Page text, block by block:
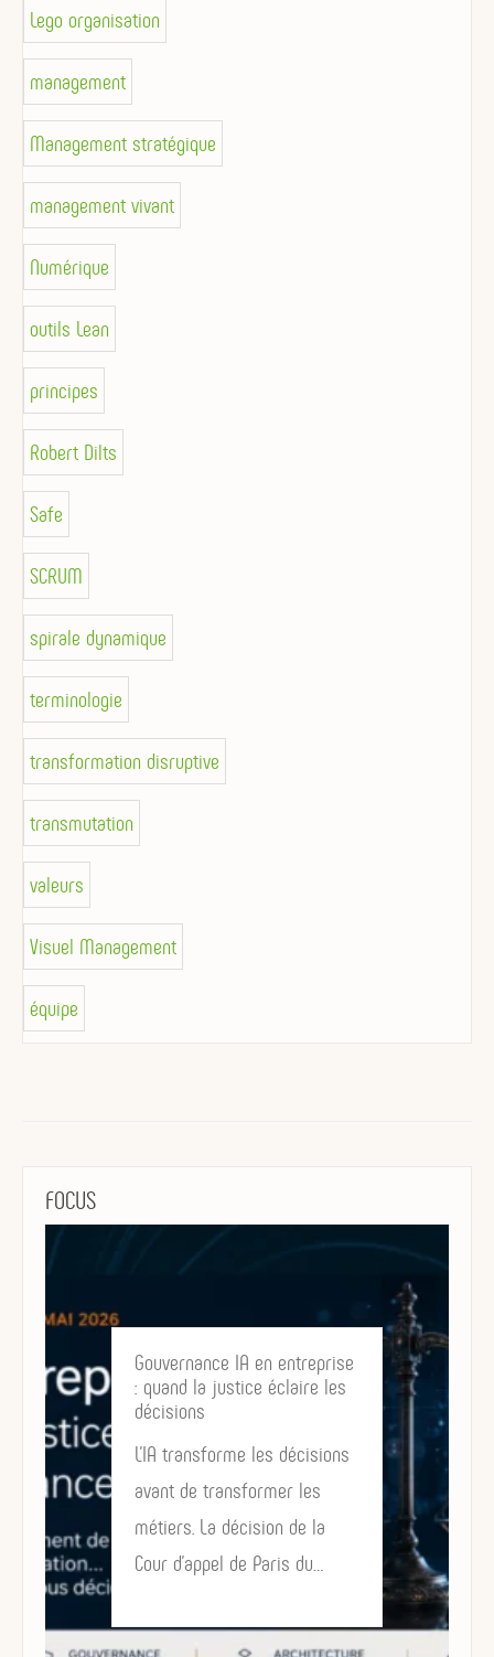
Lego organisation
management
Management stratégique
management vivant
Numérique
outils Lean
principes
Robert Dilts
Safe
SCRUM
spirale dynamique
terminologie
transformation disruptive
transmutation
valeurs
Visuel Management
équipe
FOCUS
Gouvernance IA en entreprise
: quand la justice éclaire les
décisions
L’IA transforme les décisions
avant de transformer les
métiers. La décision de la
Cour d’appel de Paris du…